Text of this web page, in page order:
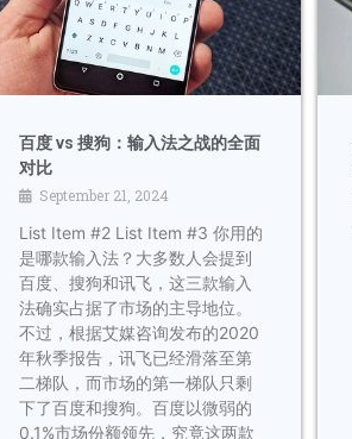
百度 vs 搜狗：输入法之战的全面
对比
September 21, 2024
List Item #2 List Item #3 你用的
是哪款输入法？大多数人会提到
百度、搜狗和讯飞，这三款输入
法确实占据了市场的主导地位。
不过，根据艾媒咨询发布的2020
年秋季报告，讯飞已经滑落至第
二梯队，而市场的第一梯队只剩
下了百度和搜狗。百度以微弱的
0.1%市场份额领先，究竟这两款